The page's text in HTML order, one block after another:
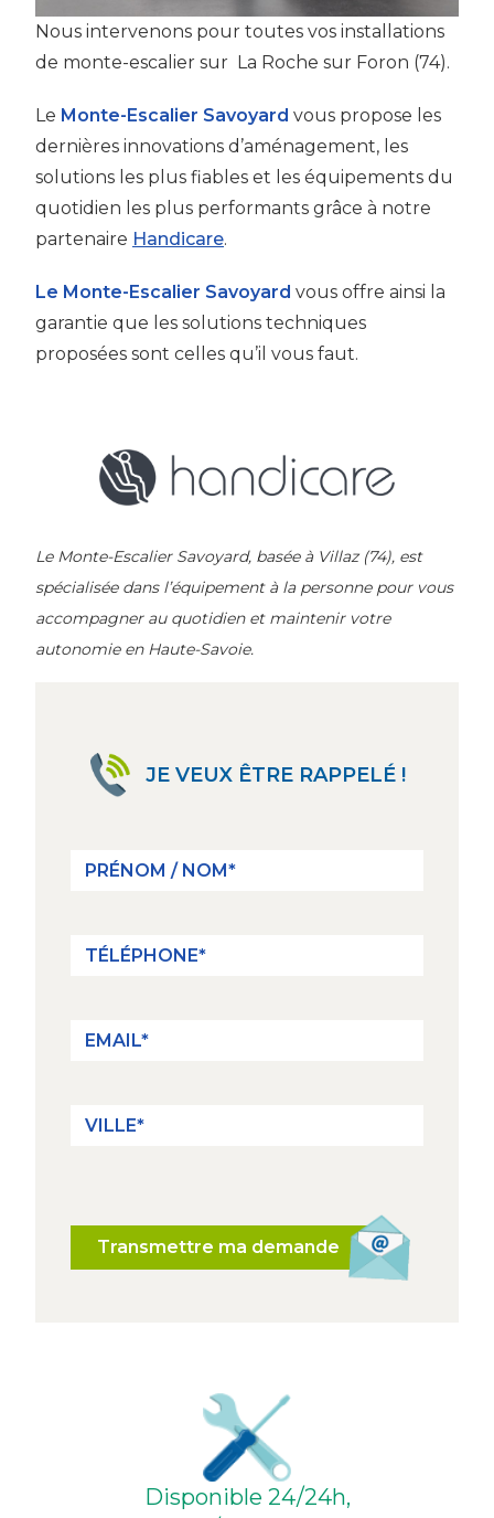
Nous intervenons pour toutes vos installations
de monte-escalier sur La Roche sur Foron (74).
Le Monte-Escalier Savoyard vous propose les
dernières innovations d’aménagement, les
solutions les plus fiables et les équipements du
quotidien les plus performants grâce à notre
partenaire Handicare.
Le Monte-Escalier Savoyard vous offre ainsi la
garantie que les solutions techniques
proposées sont celles qu’il vous faut.
Le Monte-Escalier Savoyard, basée à Villaz (74), est
spécialisée dans l’équipement à la personne pour vous
accompagner au quotidien et maintenir votre
autonomie en Haute-Savoie.
JE VEUX ÊTRE RAPPELÉ !
Transmettre ma demande
Disponible 24/24h,